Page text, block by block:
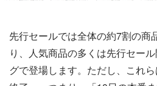
先行セールでは全体の約7割の商
り、人気商品の多くは先行セー
グで登場します。ただし、これ